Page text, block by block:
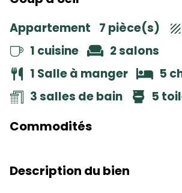
Appartement 7 pièce(s)
1 cuisine
2 salons
1 Salle à manger
5
3 salles de bain
5
Commodités
Description du bien